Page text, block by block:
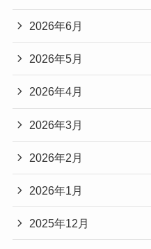
2026年6月
2026年5月
2026年4月
2026年3月
2026年2月
2026年1月
2025年12月